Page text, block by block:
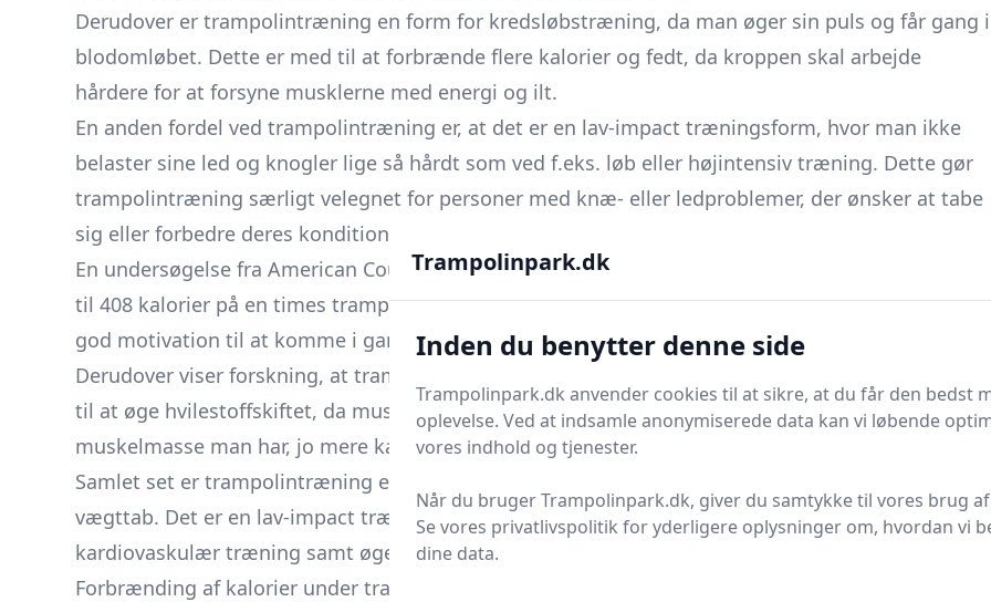
Derudover er trampolintræning en form for kredsløbstræning, da man øger sin puls og får gang i
blodomløbet. Dette er med til at forbrænde flere kalorier og fedt, da kroppen skal arbejde
hårdere for at forsyne musklerne med energi og ilt.
En anden fordel ved trampolintræning er, at det er en lav-impact træningsform, hvor man ikke
belaster sine led og knogler lige så hårdt som ved f.eks. løb eller højintensiv træning. Dette gør
trampolintræning særligt velegnet for personer med knæ- eller ledproblemer, der ønsker at tabe
sig eller forbedre deres kondition.
En undersøgelse fra American Council on Exercise viste, at en person på 68 kg kan forbrænde op
til 408 kalorier på en times trampolintræning. Det er en imponerende mængde kalorier, og en
god motivation til at komme i gang med trampolintræning.
Derudover viser forskning, at trampolintræning kan øge muskelmassen i benene. Dette er med
til at øge hvilestoffskiftet, da muskler forbrænder flere kalorier end fedt. Det betyder, at jo mere
muskelmasse man har, jo mere kalorier forbrænder man også i hviletilstand.
Samlet set er trampolintræning en sjov og effektiv måde at forbrænde kalorier på og hjælpe med
vægttab. Det er en lav-impact træningsform, der kan udføres af de fleste, og som giver en god
kardiovaskulær træning samt øget muskelmasse.
Forbrænding af kalorier under trampolintræning
Trampolinpark.dk
Inden du benytter denne side
Trampolinpark.dk anvender cookies til at sikre, at du får den bedst
oplevelse. Ved at indsamle anonymiserede data kan vi løbende
vores indhold og tjenester.
Når du bruger Trampolinpark.dk, giver du samtykke til vores brug
Se vores privatlivspolitik for yderligere oplysninger om, hvordan vi
dine data.